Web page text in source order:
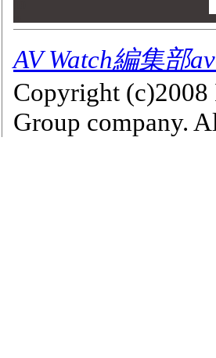
AV Watch編集部
Copyright (c)2008
Group company.